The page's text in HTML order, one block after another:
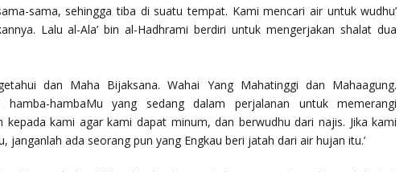
sama, sehingga tiba di suatu tempat. Kami mencari air untuk wudhu’
Lalu al-Ala’ bin al-Hadhrami berdiri untuk mengerjakan shalat dua
dan Maha Bijaksana. Wahai Yang Mahatinggi dan Mahaagung.
hamba-hambaMu yang sedang dalam perjalanan untuk memerangi
kepada kami agar kami dapat minum, dan berwudhu dari najis. Jika kami
janganlah ada seorang pun yang Engkau beri jatah dari air hujan itu.’